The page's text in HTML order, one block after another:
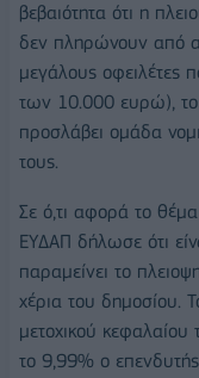
βεβαιότητα ότι η
δεν πληρώνουν από
μεγάλους οφειλέτες
των 10.000 ευρώ), το
προσλάβει ομάδα
τους.
Σε ό,τι αφορά το θέμα
ΕΥΔΑΠ δήλωσε ότι
παραμείνει το
χέρια του δημοσίου.
μετοχικού κεφαλαίου
το 9,99% ο